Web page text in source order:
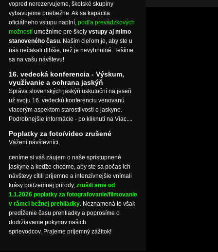
vopred nerezervujeme, školské skupiny
vybavujeme priebežne. Ak sa kapacita
oficiálneho vstupu naplní, podľa prevádzkových
možností umožníme pre školy vstupy aj mimo
stanoveného času. Naším cieľom je, aby ste u
nás nečakali dlhšie, než je nevyhnutné. Tešíme
sa na vašu návštevu!
16. vedecká konferencia - Výskum,
využívanie a ochrana jaskýň
Správa slovenských jaskýň uskutoční na jeseň
už svoju 16. vedeckú konferenciu venovanú
viacerým aspektom starostlivosti o jaskyne.
Podrobnejšie informácie - po kliknutí na Viac....
Poplatky za foto/video zrušené
Vážení návštevníci,
ceníme si váš záujem o naše sprístupnené
jaskyne a keďže chceme, aby ste sa počas ich
návštevy cítili príjemne a intenzívnejšie vnímali
krásy podzemnej prírody, zrušili sme od
1.1.2026 poplatky za fotografovanie/filmovanie
v rámci bežnej prehliadky. Neznamená to však
predĺženie času prehliadky a poprosíme o
dodržiavanie pokynov našich
sprievodcov. Prajeme príjemný zážitok!